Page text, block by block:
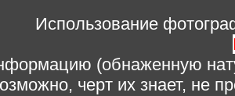
Использование
(обнаженную
черт их знает, не